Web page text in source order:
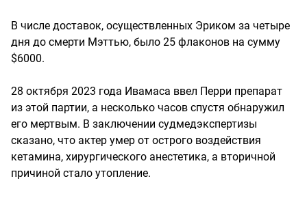
В числе доставок, осуществленных Эриком за четыре
дня до смерти Мэттью, было 25 флаконов на сумму
$6000.
28 октября 2023 года Ивамаса ввел Перри препарат
из этой партии, а несколько часов спустя обнаружил
его мертвым. В заключении судмедэкспертизы
сказано, что актер умер от острого воздействия
кетамина, хирургического анестетика, а вторичной
причиной стало утопление.